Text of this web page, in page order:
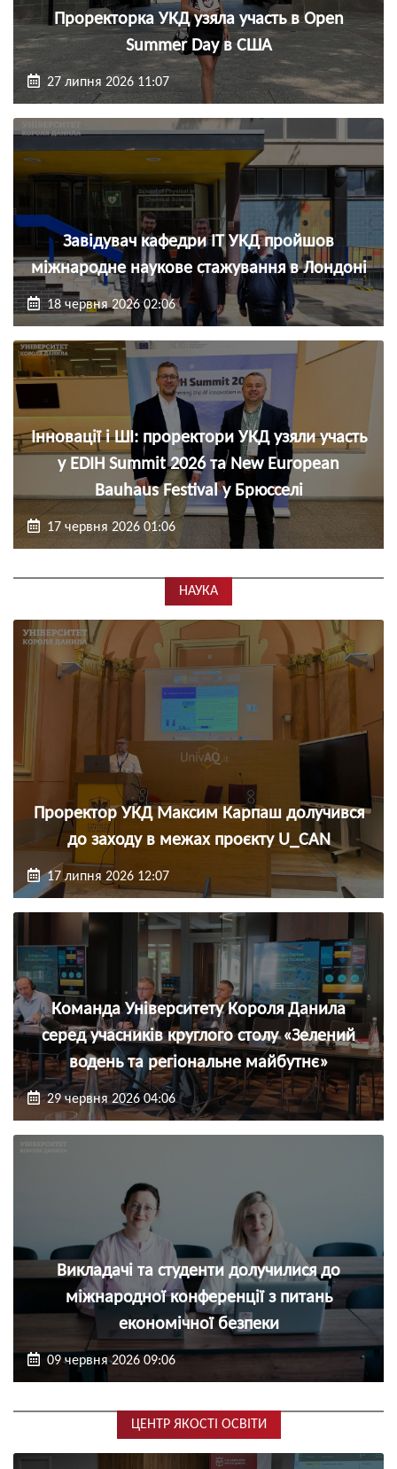
Проректорка УКД узяла участь в Open
Summer Day в США
27 липня 2026 11:07
Завідувач кафедри ІТ УКД пройшов
міжнародне наукове стажування в Лондоні
18 червня 2026 02:06
Інновації і ШІ: проректори УКД узяли участь
у EDIH Summit 2026 та New European
Bauhaus Festival у Брюсселі
17 червня 2026 01:06
НАУКА
Проректор УКД Максим Карпаш долучився
до заходу в межах проєкту U_CAN
17 липня 2026 12:07
Команда Університету Короля Данила
серед учасників круглого столу «Зелений
водень та регіональне майбутнє»
29 червня 2026 04:06
Викладачі та студенти долучилися до
міжнародної конференції з питань
економічної безпеки
09 червня 2026 09:06
ЦЕНТР ЯКОСТІ ОСВІТИ